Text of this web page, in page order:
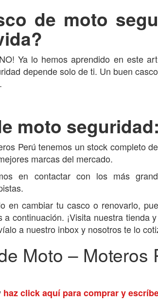
de moto
Ya lo hemos aprendido en este
depende solo de ti. Un buen
moto
Perú tenemos un stock completo
marcas del mercado.
en contactar con los más
en cambiar tu casco o renovarlo,
a continuación. ¡Visita nuestra tienda
a nuestro inbox y nosotros te lo
Moto – Moteros
haz click aquí para comprar y